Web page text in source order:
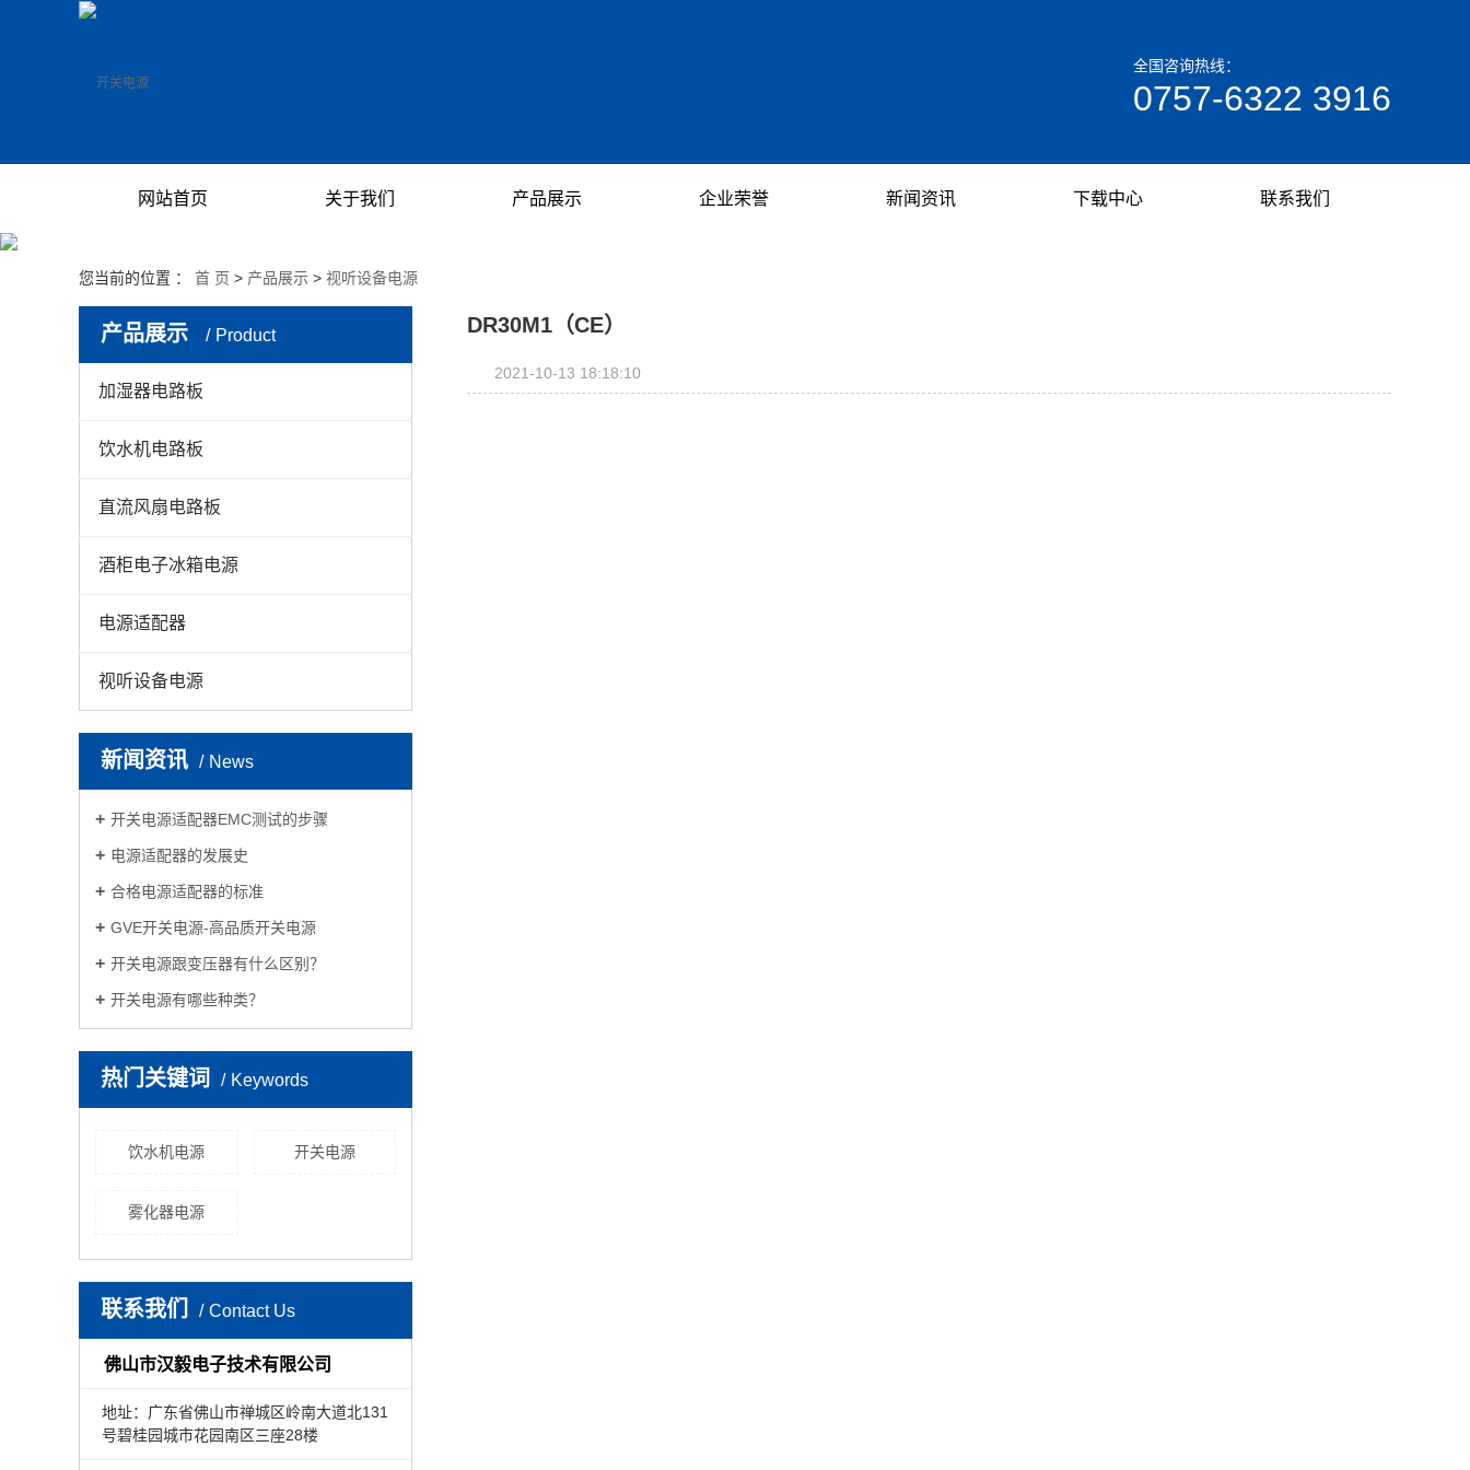
全国咨询热线：
0757-6322 3916
网站首页 关于我们 产品展示
直流风扇电路板
酒柜电子冰箱电源
企业荣誉 新闻资讯 下载中心 联系我们
您当前的位置 ： 首 页 > 产品展示 > 视听设备电源
产品展示 Product
加湿器电路板
饮水机电路板
直流风扇电路板
酒柜电子冰箱电源
电源适配器
视听设备电源
新闻资讯 News
开关电源适配器EMC测试的步骤
电源适配器的发展史
合格电源适配器的标准
GVE开关电源-高品质开关电源
开关电源跟变压器有什么区别？
开关电源有哪些种类？
热门关键词 Keywords
饮水机电源 开关电源
雾化器电源
联系我们 Contact Us
佛山市汉毅电子技术有限公司
地址：广东省佛山市禅城区岭南大道北131
号碧桂园城市花园南区三座28楼
DR30M1（CE）
2021-10-13 18:18:10